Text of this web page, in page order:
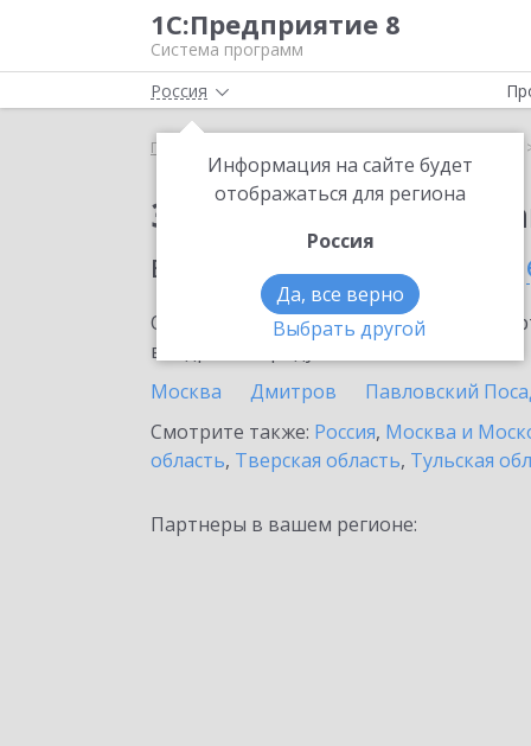
1С:Предприятие 8
Система программ
Россия
Информация на сайте будет
отображаться для региона
Россия
Да, все верно
Выбрать другой
Главная
Заказать
в населенном пунте
Ознакомьтесь с информационными
внедрение продукта.
Москва
Дмитров Павловский
Смотрите также: Россия, Москва и
область, Тверская область, Тульская
Партнеры в вашем регионе: